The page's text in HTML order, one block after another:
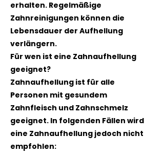
erhalten. Regelmäßige
Zahnreinigungen können die
Lebensdauer der Aufhellung
verlängern.
Für wen ist eine Zahnaufhellung
geeignet?
Zahnaufhellung ist für alle
Personen mit gesundem
Zahnfleisch und Zahnschmelz
geeignet. In folgenden Fällen wird
eine Zahnaufhellung jedoch nicht
empfohlen: